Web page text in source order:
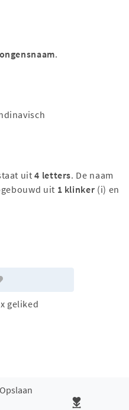
.
uit4 letters. De naam
uit 1 klinker (i) en
x geliked
Opslaan